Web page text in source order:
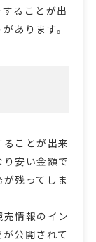
ることが出
あります。
ことが出来
安い金額で
残ってしま
情報のイン
公開されて